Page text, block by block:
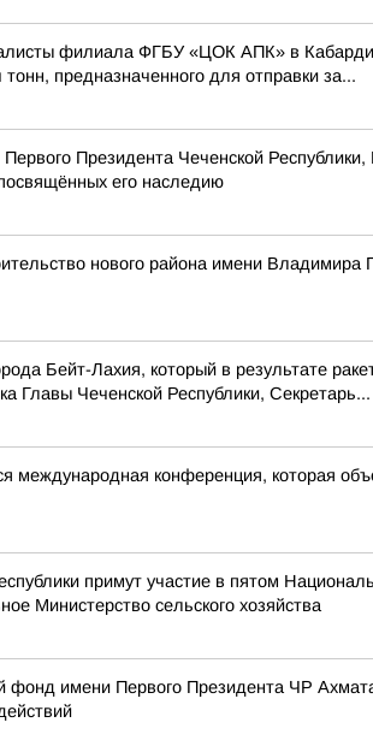
филиала ФГБУ «ЦОК АПК» в
предназначенного для отправки за...
Президента Чеченской
его наследию
нового района имени
Бейт-Лахия, который в результате
Главы Чеченской Республики, Секретарь...
международная конференция, которая
примут участие в пятом
Министерство сельского хозяйства
фонд имени Первого Президента ЧР